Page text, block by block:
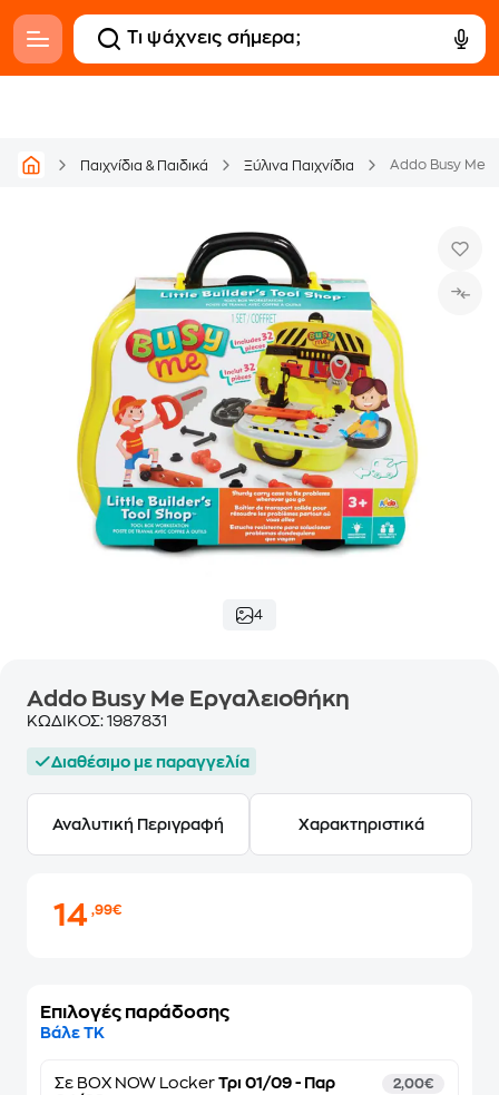
Παιχνίδια & Παιδικά Ξύλινα Παιχνίδια Addo Busy Me
4
Addo Busy Me Εργαλειοθήκη
ΚΩΔΙΚΟΣ: 1987831
Διαθέσιμο με παραγγελία
Αναλυτική Περιγραφή Χαρακτηριστικά
14,99€
Επιλογές παράδοσης
Βάλε ΤΚ
Σε BOX NOW Locker Τρι 01/09 - Παρ
2,00€